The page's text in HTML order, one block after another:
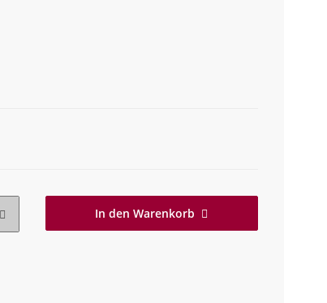
In den Warenkorb